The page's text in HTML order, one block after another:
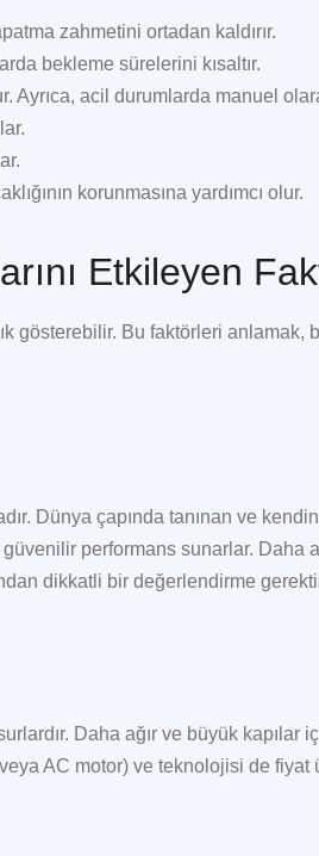
zahmetini ortadan kaldırır.
bekleme sürelerini kısaltır.
Ayrıca, acil durumlarda manuel
korunmasına yardımcı olur.
Etkileyen
gösterebilir. Bu faktörleri anlamak,
Dünya çapında tanınan ve
performans sunarlar. Daha
dikkatli bir değerlendirme
Daha ağır ve büyük kapılar
AC motor) ve teknolojisi de fiyat